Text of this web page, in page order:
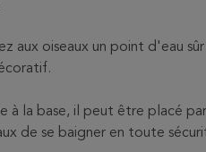
aux oiseaux un point d'eau
à la base, il peut être placé
de se baigner en toute